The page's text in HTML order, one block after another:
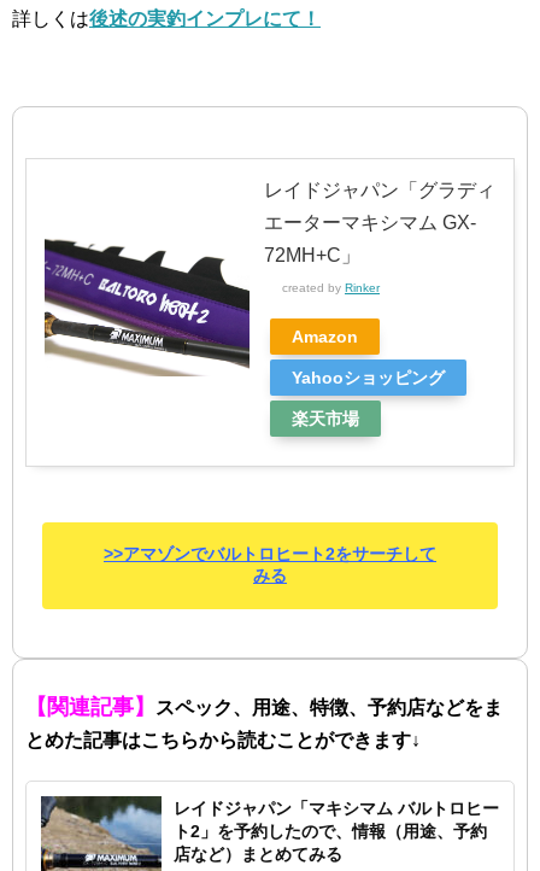
詳しくは後述の実釣インプレにて！
レイドジャパン「グラディ
エーターマキシマム GX-
72MH+C」
created by Rinker
Amazon
Yahooショッピング
楽天市場
>>アマゾンでバルトロヒート2をサーチして
みる
【関連記事】
スペック、用途、特徴、予約店などをま
とめた記事はこちらから読むことができます↓
レイドジャパン「マキシマム バルトロヒー
ト2」を予約したので、情報（用途、予約
店など）まとめてみる